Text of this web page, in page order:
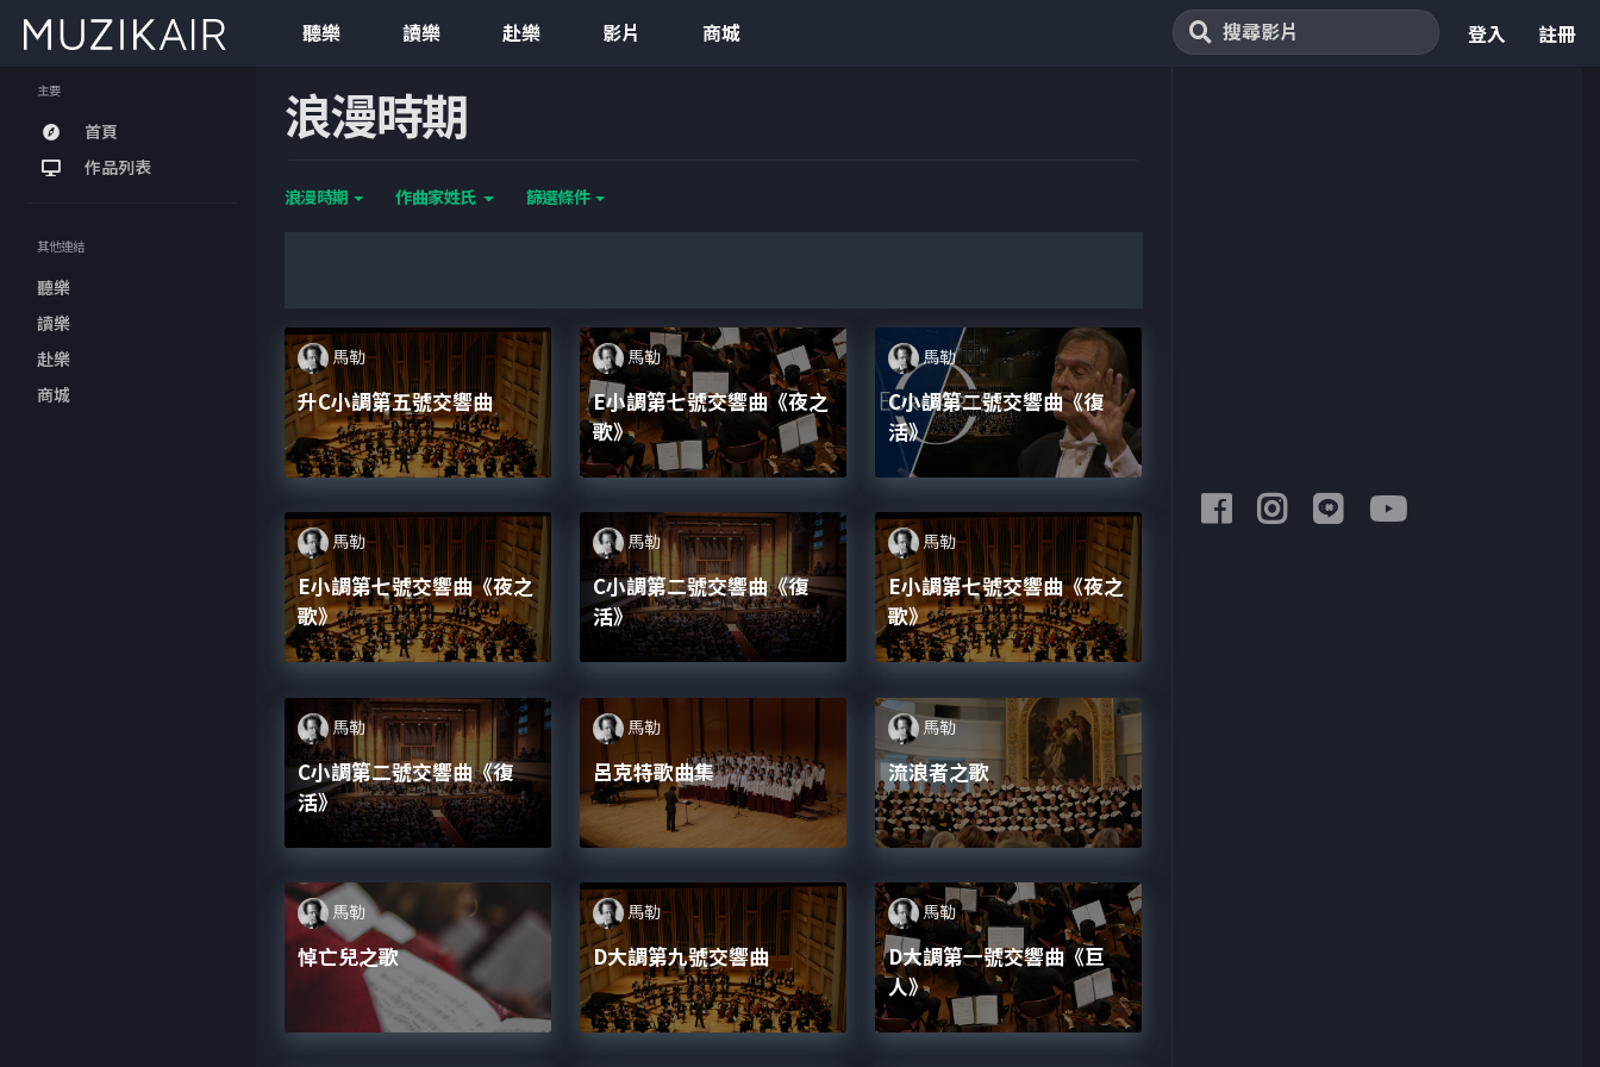
登入 註冊
聽樂 讀樂 赴樂 影片 商城
主要
首頁
作品列表
其他連結
聽樂
讀樂
赴樂
商城
浪漫時期
浪漫時期 作曲家姓氏 篩選條件
馬勒
升C小調第五號交響曲
馬勒
E小調第七號交響曲《夜之
歌》
馬勒
C小調第二號交響曲《復
活》
馬勒
E小調第七號交響曲《夜之
歌》
馬勒
C小調第二號交響曲《復
活》
馬勒
E小調第七號交響曲《夜之
歌》
馬勒
C小調第二號交響曲《復
活》
馬勒
呂克特歌曲集
馬勒
流浪者之歌
馬勒
悼亡兒之歌
馬勒
D大調第九號交響曲
馬勒
D大調第一號交響曲《巨
人》